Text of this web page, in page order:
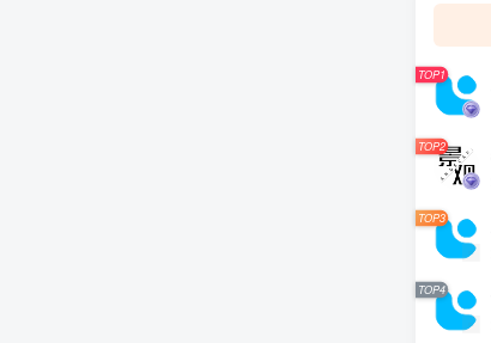
TOP1
TOP2
TOP3
TOP4